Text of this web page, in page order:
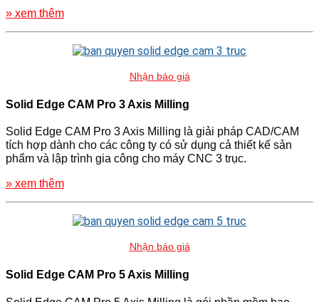
» xem thêm
Nhận báo giá
Solid Edge CAM Pro 3 Axis Milling
Solid Edge CAM Pro 3 Axis Milling là giải pháp CAD/CAM
tích hợp dành cho các công ty có sử dụng cả thiết kế sản
phẩm và lập trình gia công cho máy CNC 3 trục.
» xem thêm
Nhận báo giá
Solid Edge CAM Pro 5 Axis Milling